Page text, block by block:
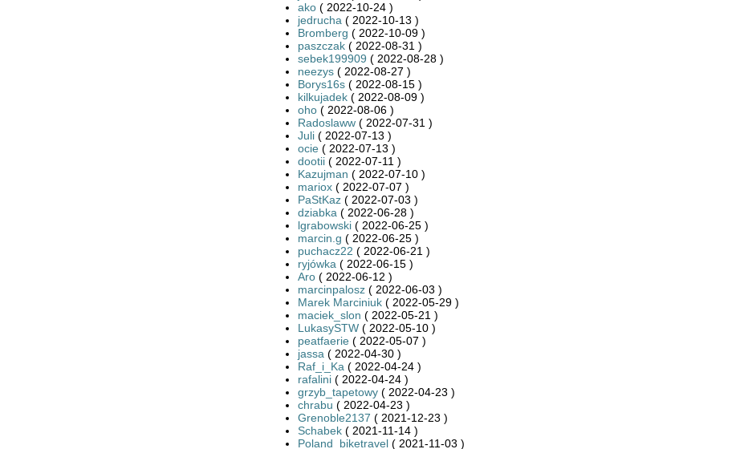
ako( 2022-10-24 )
jedrucha ( 2022-10-13 )
Bromberg ( 2022-10-09 )
paszczak( 2022-08-31 )
sebek199909 ( 2022-08-28 )
neezys( 2022-08-27 )
Borys16s( 2022-08-15 )
kilkujadek( 2022-08-09 )
oho( 2022-08-06 )
Radoslaww( 2022-07-31 )
Juli( 2022-07-13 )
ocie( 2022-07-13 )
dootii( 2022-07-11 )
Kazujman ( 2022-07-10 )
mariox( 2022-07-07 )
PaStKaz( 2022-07-03 )
dziabka ( 2022-06-28 )
lgrabowski( 2022-06-25 )
marcin.g ( 2022-06-25 )
puchacz22 ( 2022-06-21 )
ryjówka ( 2022-06-15 )
Aro( 2022-06-12 )
marcinpalosz( 2022-06-03 )
Marek Marciniuk( 2022-05-29 )
maciek_slon ( 2022-05-21 )
LukasySTW( 2022-05-10 )
peatfaerie( 2022-05-07 )
jassa ( 2022-04-30 )
Raf_i_Ka ( 2022-04-24 )
rafalini( 2022-04-24 )
grzyb_tapetowy( 2022-04-23 )
chrabu ( 2022-04-23 )
Grenoble2137 ( 2021-12-23 )
Schabek( 2021-11-14 )
Poland_biketravel( 2021-11-03 )